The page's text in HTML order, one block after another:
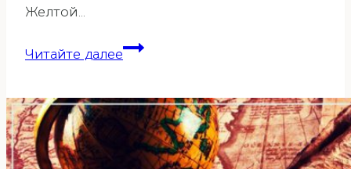
Желтой…
Читайте далееФэн-
летящих
звезд